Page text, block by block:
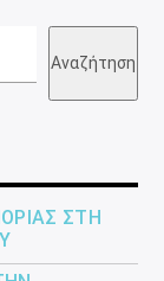
Αναζήτηση
ΣΤΗ